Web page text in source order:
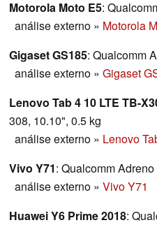
Motorola Moto E5:
análise externo » Motorola
Gigaset GS185: Qualcomm
análise externo » Gigaset
Lenovo Tab 4 10 LTE TB-
308, 10.10", 0.5 kg
análise externo » Lenovo
Vivo Y71: Qualcomm
análise externo » Vivo Y71
Huawei Y6 Prime 2018: